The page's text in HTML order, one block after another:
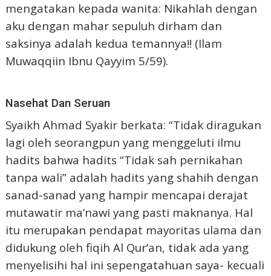
mengatakan kepada wanita: Nikahlah dengan
aku dengan mahar sepuluh dirham dan
saksinya adalah kedua temannya!! (Ilam
Muwaqqiin Ibnu Qayyim 5/59).
Nasehat Dan Seruan
Syaikh Ahmad Syakir berkata: “Tidak diragukan
lagi oleh seorangpun yang menggeluti ilmu
hadits bahwa hadits “Tidak sah pernikahan
tanpa wali” adalah hadits yang shahih dengan
sanad-sanad yang hampir mencapai derajat
mutawatir ma’nawi yang pasti maknanya. Hal
itu merupakan pendapat mayoritas ulama dan
didukung oleh fiqih Al Qur’an, tidak ada yang
menyelisihi hal ini sepengatahuan saya- kecuali